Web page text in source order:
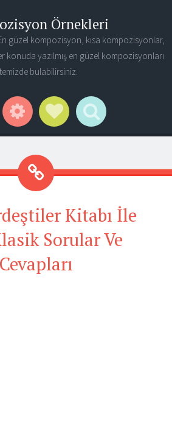
Örnekleri
güzel kompozisyon, kısa kompozisyonlar,
yazılmış en güzel kompozisyonları
bulabilirsiniz.
WidgetsSocial Links
Search
Kitabı İle
Sorular Ve
Cevapları